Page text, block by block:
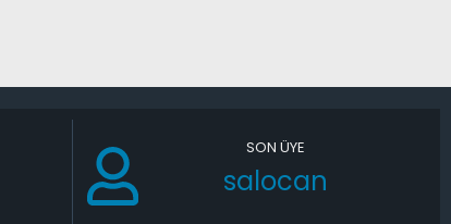
SON ÜYE
salocan